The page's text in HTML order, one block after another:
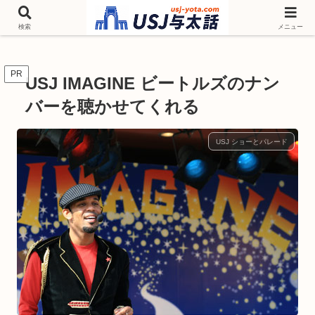
チケットやシーズンイベント ニンテンドーワールド アトラクションなどユニ
バを歩いて情報収集しています
PR USJ IMAGINE ビートルズのナン
バーを聴かせてくれる
USJ ショーとパレード
検索 メニュー